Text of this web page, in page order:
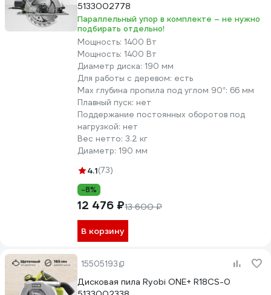
5133002778
Параллельный упор в комплекте – не нужно
подбирать отдельно!
Мощность: 1400 Вт
Мощность: 1400 Вт
Диаметр диска: 190 мм
Для работы с деревом: есть
Max глубина пропила под углом 90°: 66 мм
Плавный пуск: нет
Поддержание постоянных оборотов под
нагрузкой: нет
Вес нетто: 3.2 кг
Диаметр: 190 мм
4.1(73)
-8%
12 476 ₽13 600 ₽
В корзину
15505193
Дисковая пила Ryobi ONE+ R18CS-0